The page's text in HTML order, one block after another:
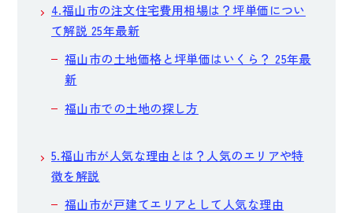
4.福山市の注文住宅費用相場は？坪単価につい
て解説 25年最新
福山市の土地価格と坪単価はいくら？ 25年最
新
福山市での土地の探し方
5.福山市が人気な理由とは？人気のエリアや特
徴を解説
福山市が戸建てエリアとして人気な理由